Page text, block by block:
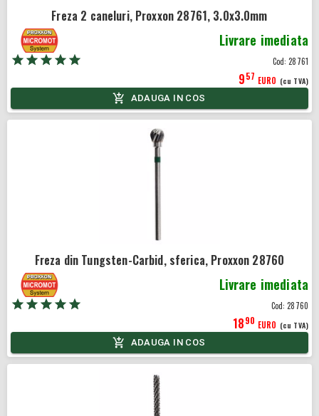
Freza 2 caneluri, Proxxon 28761, 3.0x3.0mm
Livrare imediata
Cod:28761
957 EURO (cu TVA)
ADAUGA IN COS
Freza din Tungsten-Carbid, sferica, Proxxon 28760
Livrare imediata
Cod:28760
1890 EURO (cu TVA)
ADAUGA IN COS